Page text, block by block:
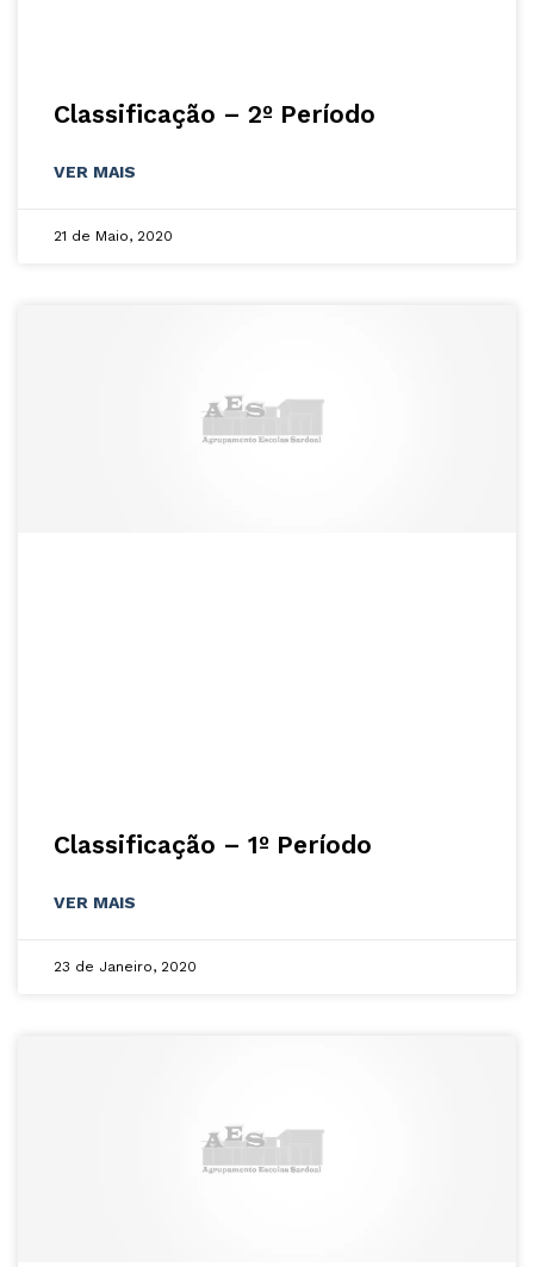
Classificação – 2º Período
VER MAIS
21 de Maio, 2020
Classificação – 1º Período
VER MAIS
23 de Janeiro, 2020